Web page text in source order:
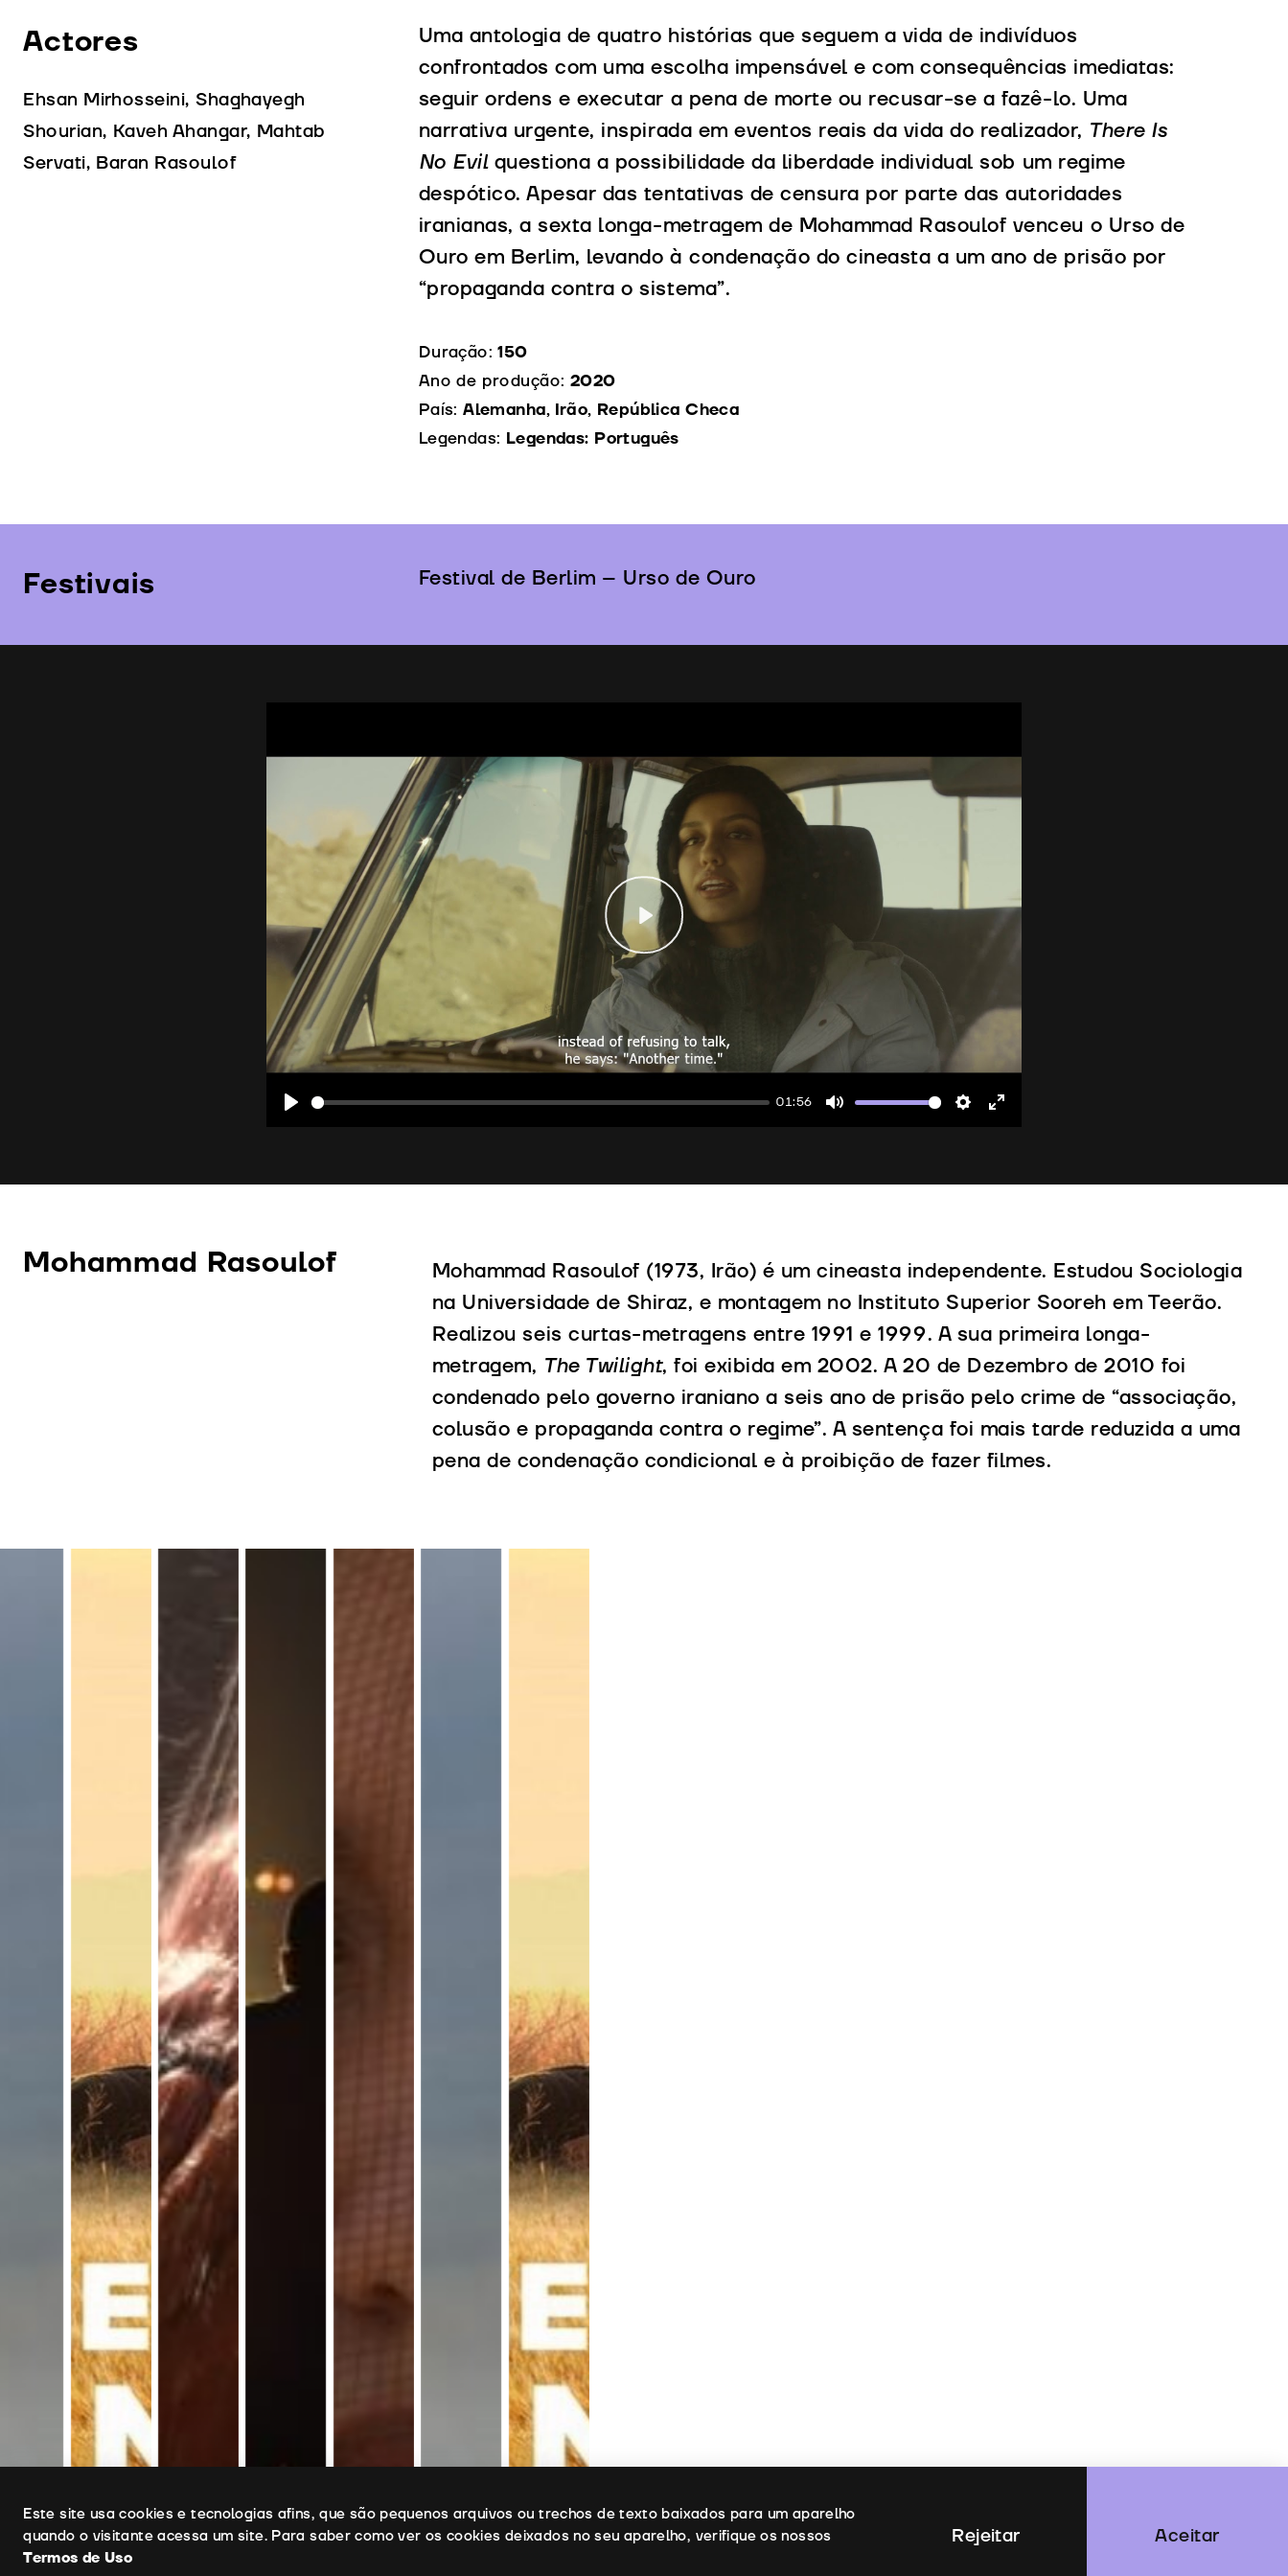
Actores
Ehsan Mirhosseini, Shaghayegh
Shourian, Kaveh Ahangar, Mahtab
Servati, Baran Rasoulof
Uma antologia de quatro histórias que seguem a vida de indivíduos
confrontados com uma escolha impensável e com consequências imediatas:
seguir ordens e executar a pena de morte ou recusar-se a fazê-lo. Uma
narrativa urgente, inspirada em eventos reais da vida do realizador, There Is
No Evil questiona a possibilidade da liberdade individual sob um regime
despótico. Apesar das tentativas de censura por parte das autoridades
iranianas, a sexta longa-metragem de Mohammad Rasoulof venceu o Urso de
Ouro em Berlim, levando à condenação do cineasta a um ano de prisão por
“propaganda contra o sistema”.
Duração:150
Ano de produção: 2020
País:Alemanha, Irão, República Checa
Legendas: Legendas: Português
Festivais Festival de Berlim – Urso de Ouro
01:56
Play
Mohammad Rasoulof
Mohammad Rasoulof (1973, Irão) é um cineasta independente. Estudou Sociologia
na Universidade de Shiraz, e montagem no Instituto Superior Sooreh em Teerão.
Realizou seis curtas-metragens entre 1991 e 1999. A sua primeira longa-
metragem, The Twilight, foi exibida em 2002. A 20 de Dezembro de 2010 foi
condenado pelo governo iraniano a seis ano de prisão pelo crime de “associação,
colusão e propaganda contra o regime”. A sentença foi mais tarde reduzida a uma
pena de condenação condicional e à proibição de fazer filmes.
Uso de cookies
Este site usa cookies e tecnologias afins, que são pequenos arquivos ou trechos de texto baixados para um aparelho
quando o visitante acessa um site. Para saber como ver os cookies deixados no seu aparelho, verifique os nossos
Termos de Uso
Aceitar
Rejeitar